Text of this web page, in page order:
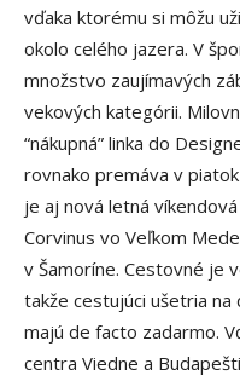
vďaka ktorému si môžu
okolo celého jazera. V
množstvo zaujímavých
vekových kategórii.
“nákupná” linka do
rovnako premáva v
je aj nová letná
Corvinus vo Veľkom
v Šamoríne. Cestovné je
takže cestujúci ušetria
majú de facto zadarmo.
centra Viedne a